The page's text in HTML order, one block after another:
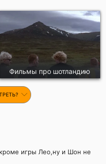
Фильмы про шотландию
игры Лео,ну и Шон не